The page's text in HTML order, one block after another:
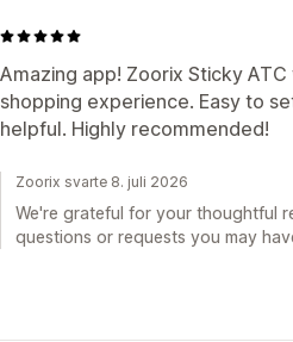
Amazing app! Zoorix Sticky
shopping experience. Easy to
helpful. Highly recommended!
Zoorix svarte 8. juli 2026
We're grateful for your thoughtful
questions or requests you may